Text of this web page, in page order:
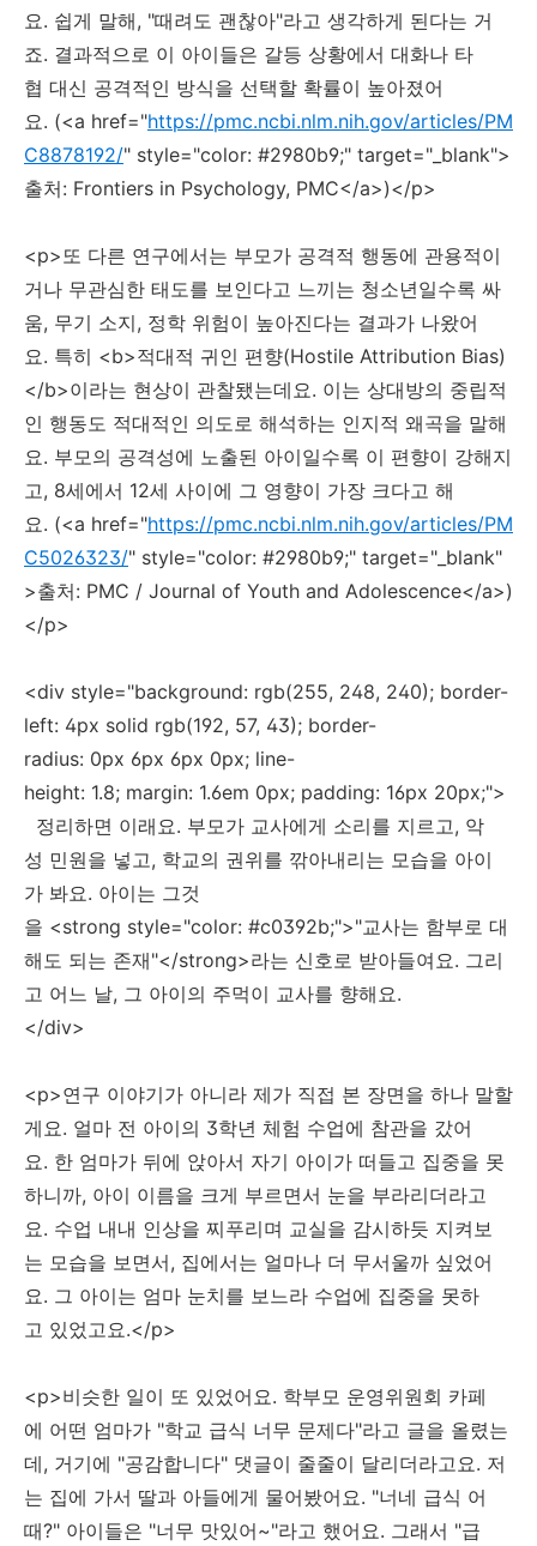
요. 쉽게 말해, "때려도 괜찮아"라고 생각하게 된다는 거
죠. 결과적으로 이 아이들은 갈등 상황에서 대화나 타
협 대신 공격적인 방식을 선택할 확률이 높아졌어
요. (<a href="https://pmc.ncbi.nlm.nih.gov/articles/PM
C8878192/" style="color: #2980b9;" target="_blank">
출처: Frontiers in Psychology, PMC</a>)</p>
<p>또 다른 연구에서는 부모가 공격적 행동에 관용적이
거나 무관심한 태도를 보인다고 느끼는 청소년일수록 싸
움, 무기 소지, 정학 위험이 높아진다는 결과가 나왔어
요. 특히 <b>적대적 귀인 편향(Hostile Attribution Bias)
</b>이라는 현상이 관찰됐는데요. 이는 상대방의 중립적
인 행동도 적대적인 의도로 해석하는 인지적 왜곡을 말해
요. 부모의 공격성에 노출된 아이일수록 이 편향이 강해지
고, 8세에서 12세 사이에 그 영향이 가장 크다고 해
요. (<a href="https://pmc.ncbi.nlm.nih.gov/articles/PM
C5026323/" style="color: #2980b9;" target="_blank"
>출처: PMC / Journal of Youth and Adolescence</a>)
</p>
<div style="background: rgb(255, 248, 240); border-
left: 4px solid rgb(192, 57, 43); border-
radius: 0px 6px 6px 0px; line-
height: 1.8; margin: 1.6em 0px; padding: 16px 20px;">
정리하면 이래요. 부모가 교사에게 소리를 지르고, 악
성 민원을 넣고, 학교의 권위를 깎아내리는 모습을 아이
가 봐요. 아이는 그것
을 <strong style="color: #c0392b;">"교사는 함부로 대
해도 되는 존재"</strong>라는 신호로 받아들여요. 그리
고 어느 날, 그 아이의 주먹이 교사를 향해요.
</div>
<p>연구 이야기가 아니라 제가 직접 본 장면을 하나 말할
게요. 얼마 전 아이의 3학년 체험 수업에 참관을 갔어
요. 한 엄마가 뒤에 앉아서 자기 아이가 떠들고 집중을 못
하니까, 아이 이름을 크게 부르면서 눈을 부라리더라고
요. 수업 내내 인상을 찌푸리며 교실을 감시하듯 지켜보
는 모습을 보면서, 집에서는 얼마나 더 무서울까 싶었어
요. 그 아이는 엄마 눈치를 보느라 수업에 집중을 못하
고 있었고요.</p>
<p>비슷한 일이 또 있었어요. 학부모 운영위원회 카페
에 어떤 엄마가 "학교 급식 너무 문제다"라고 글을 올렸는
데, 거기에 "공감합니다" 댓글이 줄줄이 달리더라고요. 저
는 집에 가서 딸과 아들에게 물어봤어요. "너네 급식 어
때?" 아이들은 "너무 맛있어~"라고 했어요. 그래서 "급